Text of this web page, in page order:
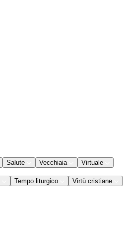
Salute Vecchiaia Virtuale
Tempo liturgico Virtù cristiane